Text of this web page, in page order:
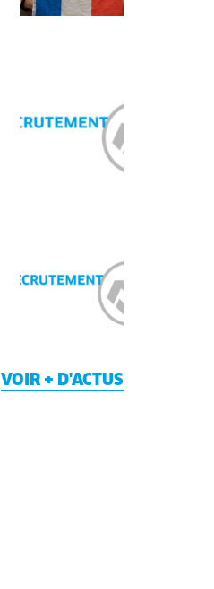
VOIR + D'ACTUS